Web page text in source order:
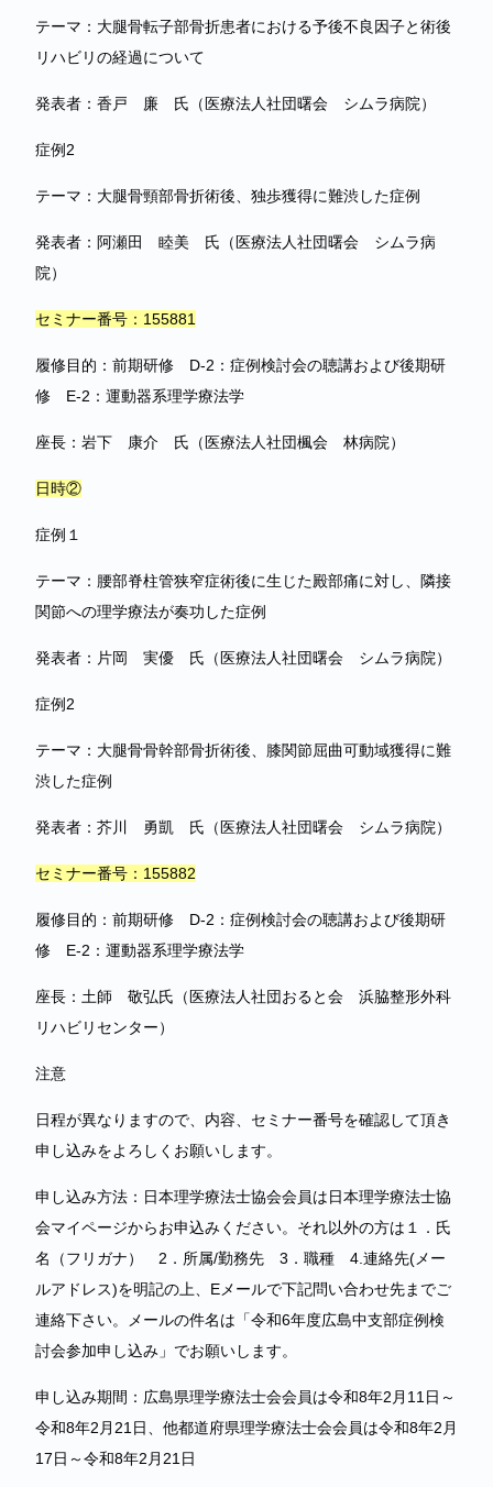
テーマ：大腿骨転子部骨折患者における予後不良因子と術後
リハビリの経過について
発表者：香戸 廉 氏（医療法人社団曙会 シムラ病院）
症例2
テーマ：大腿骨頸部骨折術後、独歩獲得に難渋した症例
発表者：阿瀬田 睦美 氏（医療法人社団曙会 シムラ病
院）
セミナー番号：155881
履修目的：前期研修 D-2：症例検討会の聴講および後期研
修 E-2：運動器系理学療法学
座長：岩下 康介 氏（医療法人社団楓会 林病院）
日時②
症例１
テーマ：腰部脊柱管狭窄症術後に生じた殿部痛に対し、隣接
関節への理学療法が奏功した症例
発表者：片岡 実優 氏（医療法人社団曙会 シムラ病院）
症例2
テーマ：大腿骨骨幹部骨折術後、膝関節屈曲可動域獲得に難
渋した症例
発表者：芥川 勇凱 氏（医療法人社団曙会 シムラ病院）
セミナー番号：155882
履修目的：前期研修 D-2：症例検討会の聴講および後期研
修 E-2：運動器系理学療法学
座長：土師 敬弘氏（医療法人社団おると会 浜脇整形外科
リハビリセンター）
注意
日程が異なりますので、内容、セミナー番号を確認して頂き
申し込みをよろしくお願いします。
申し込み方法：日本理学療法士協会会員は日本理学療法士協
会マイページからお申込みください。それ以外の方は１．氏
名（フリガナ） 2．所属/勤務先 3．職種 4.連絡先(メー
ルアドレス)を明記の上、Eメールで下記問い合わせ先までご
連絡下さい。メールの件名は「令和6年度広島中支部症例検
討会参加申し込み」でお願いします。
申し込み期間：広島県理学療法士会会員は令和8年2月11日～
令和8年2月21日、他都道府県理学療法士会会員は令和8年2月
17日～令和8年2月21日